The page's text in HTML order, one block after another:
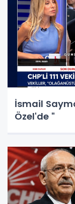
İsmail
Özel'de "